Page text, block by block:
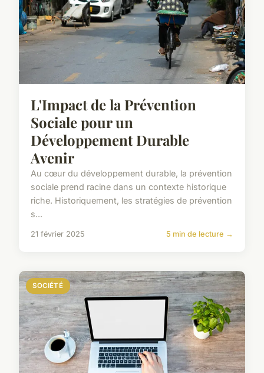
L'Impact de la Prévention
Sociale pour un
Développement Durable
Avenir
Au cœur du développement durable, la prévention
sociale prend racine dans un contexte historique
riche. Historiquement, les stratégies de prévention
s...
21 février 2025 5 min de lecture →
SOCIÉTÉ